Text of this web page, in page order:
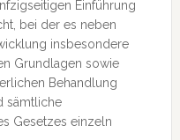
Einführung
bei der es neben
insbesondere
Grundlagen sowie
Behandlung
sämtliche
Gesetzes einzeln